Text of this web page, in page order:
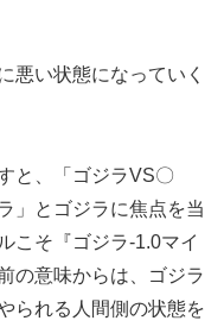
悪い状態になっていく
と、「ゴジラVS〇
」とゴジラに焦点を当
こそ『ゴジラ-1.0マイ
の意味からは、ゴジラ
られる人間側の状態を